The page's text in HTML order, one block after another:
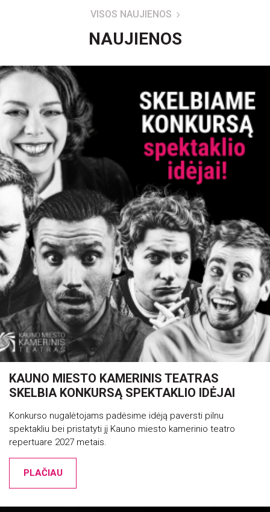
NAUJIENOS
VISOS NAUJIENOS
KAUNO MIESTO KAMERINIS TEATRAS
SKELBIA KONKURSĄ SPEKTAKLIO IDĖJAI
Konkurso nugalėtojams padėsime idėją paversti pilnu
spektakliu bei pristatyti jį Kauno miesto kamerinio teatro
repertuare 2027 metais.
PLAČIAU